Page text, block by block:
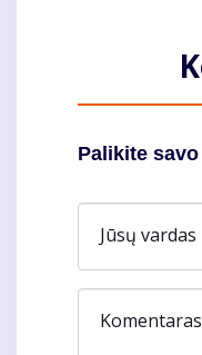
Palikite
Jūsų vardas
Komentaras